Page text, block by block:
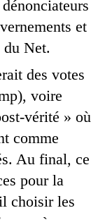
et
du Net.
des votes
voire
vérité » où
comme
Au final, ce
pour la
choisir les